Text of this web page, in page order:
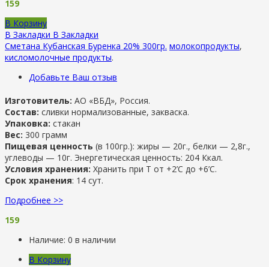
159
В Корзину
В Закладки В Закладки
Сметана Кубанская Буренка 20% 300гр. молокопродукты,
кисломолочные продукты.
Добавьте Ваш отзыв
Изготовитель: АО «ВБД», Россия.
Состав: сливки нормализованные, закваска.
Упаковка: стакан
Вес: 300 грамм
Пищевая ценность (в 100гр.): жиры — 20г., белки — 2,8г.,
углеводы — 10г. Энергетическая ценность: 204 Ккал.
Условия хранения: Хранить при Т от +2’С до +6’C.
Срок хранения: 14 сут.
Подробнее >>
159
Наличие: 0 в наличии
В Корзину